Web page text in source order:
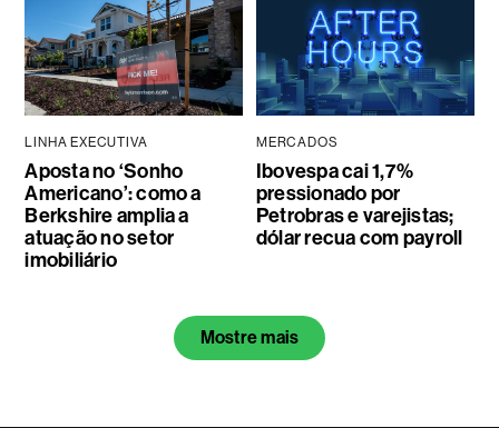
LINHA EXECUTIVA
Aposta no ‘Sonho
Americano’: como a
Berkshire amplia a
atuação no setor
imobiliário
MERCADOS
Ibovespa cai 1,7%
pressionado por
Petrobras e varejistas;
dólar recua com payroll
Mostre mais